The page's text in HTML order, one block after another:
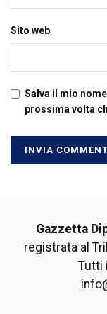
Sito web
Salva il mio
prossima volta
Gazzetta
registrata al
Tutti